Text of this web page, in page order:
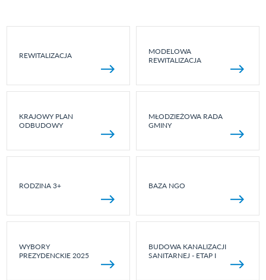
REWITALIZACJA
MODELOWA
REWITALIZACJA
KRAJOWY PLAN
ODBUDOWY
MŁODZIEŻOWA RADA
GMINY
RODZINA 3+ BAZA NGO
WYBORY
PREZYDENCKIE 2025
BUDOWA KANALIZACJI
SANITARNEJ - ETAP I